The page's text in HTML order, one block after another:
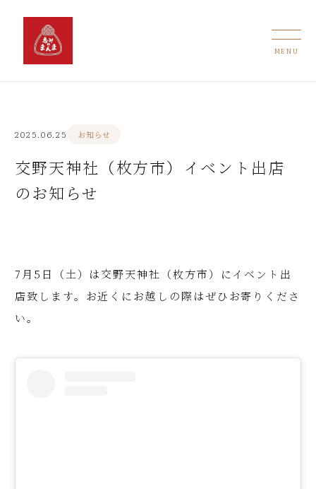
2025.06.25 お知らせ
交野天神社（枚方市）イベント出店
のお知らせ
7月5日（土）は交野天神社（枚方市）にイベント出
店致します。お近くにお越しの際はぜひお寄りくださ
い。